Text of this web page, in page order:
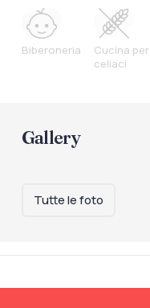
Biberoneria
Cucina per
celiaci
Gallery
Tutte le foto